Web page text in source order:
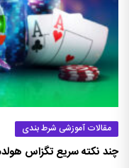
مقالات آموزشی شرط بندی
چند نکته سریع تگزاس